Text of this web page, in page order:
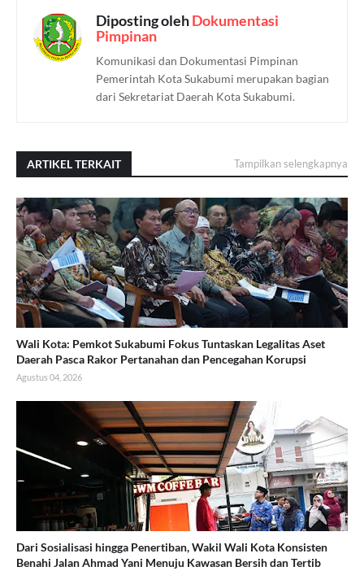
Diposting olehDokumentasi
Pimpinan
Komunikasi dan Dokumentasi Pimpinan
Pemerintah Kota Sukabumi merupakan bagian
dari Sekretariat Daerah Kota Sukabumi.
ARTIKEL TERKAIT Tampilkan selengkapnya
Wali Kota: Pemkot Sukabumi Fokus Tuntaskan Legalitas Aset
Daerah Pasca Rakor Pertanahan dan Pencegahan Korupsi
Agustus 04, 2026
Dari Sosialisasi hingga Penertiban, Wakil Wali Kota Konsisten
Benahi Jalan Ahmad Yani Menuju Kawasan Bersih dan Tertib